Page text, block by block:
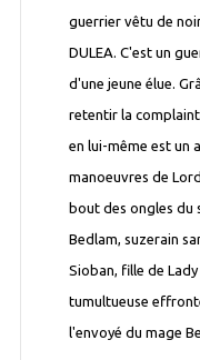
guerrier vêtu de
DULEA. C'est un
d'une jeune élue.
retentir la
en lui-même est un
manoeuvres de
bout des ongles du
Bedlam, suzerain
Sioban, fille de
tumultueuse
l'envoyé du mage